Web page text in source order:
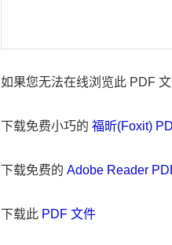
如果您无法在线浏览此 PDF
下载免费小巧的 福昕(Foxit)
下载免费的 Adobe Reader
下载此 PDF 文件